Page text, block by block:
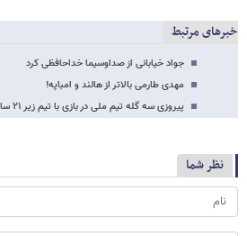
خبرهای مرتبط
جواد خیابانی از صداوسیما خداحافظی کرد
مهدی طارمی بالاتر از هالند و امباپه!
پیروزی سه گله‌ تیم ملی در بازی با تیم زیر ٢١ سال باشگاه تیخوانا
نظر شما